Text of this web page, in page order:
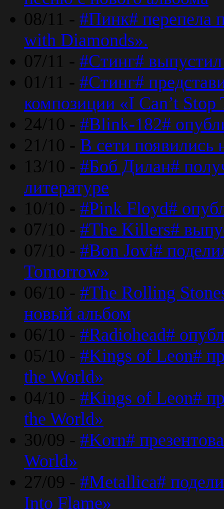
08/11 - #Пинк# перепела
with Diamonds».
07/11 - #Стинг#
01/11 - #Стинг#
композиции «I Can’t
24/10 - #Blink-182#
21/10 - В сети появились
13/10 - #Боб Дилан#
литературе
10/10 - #Pink Floyd#
07/10 - #The Killers#
07/10 - #Bon Jovi#
Tomorrow»
06/10 - #The Rolling
новый альбом
06/10 - #Radiohead#
05/10 - #Kings of Leon#
the World»
04/10 - #Kings of Leon#
the World»
30/09 - #Korn#
World»
27/09 - #Metallica#
Into Flame»